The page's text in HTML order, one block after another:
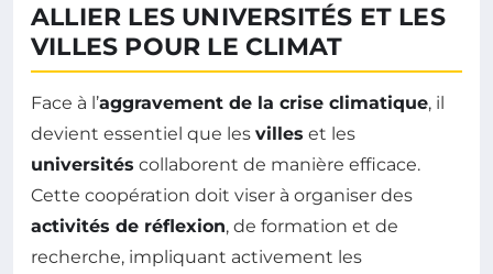
ALLIER LES UNIVERSITÉS ET LES
VILLES POUR LE CLIMAT
Face à l’aggravement de la crise climatique, il
devient essentiel que les villes et les
universités collaborent de manière efficace.
Cette coopération doit viser à organiser des
activités de réflexion, de formation et de
recherche, impliquant activement les